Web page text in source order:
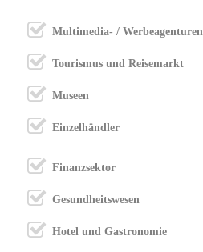
Multimedia- / Werbeagenturen
Tourismus und Reisemarkt
Museen
Einzelhändler
Finanzsektor
Gesundheitswesen
Hotel und Gastronomie